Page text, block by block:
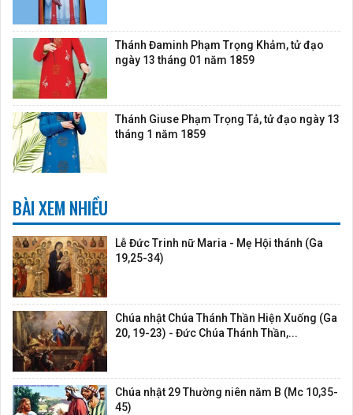
Thánh Đaminh Phạm Trọng Khảm, tử đạo
ngày 13 tháng 01 năm 1859
Thánh Giuse Phạm Trọng Tả, tử đạo ngày 13
tháng 1 năm 1859
BÀI XEM NHIỀU
Lễ Đức Trinh nữ Maria - Mẹ Hội thánh (Ga
19,25-34)
Chúa nhật Chúa Thánh Thần Hiện Xuống (Ga
20, 19-23) - Đức Chúa Thánh Thần,...
Chúa nhật 29 Thường niên năm B (Mc 10,35-
45)